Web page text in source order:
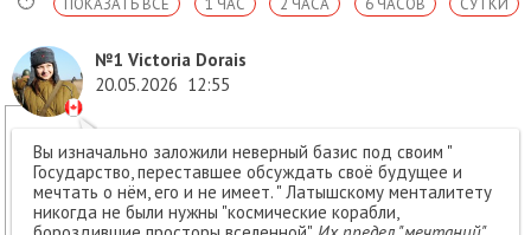
СУТКИ
6 ЧАСОВ
2 ЧАСА
1 ЧАС
ПОКАЗАТЬ ВСЕ
№1 Victoria Dorais
20.05.2026 12:55
Вы изначально заложили неверный базис под своим "
Государство, переставшее обсуждать своё будущее и
мечтать о нём, его и не имеет. " Латышскому менталитету
никогда не были нужны "космические корабли,